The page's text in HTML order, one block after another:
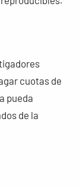
cuotas de
pueda
de la